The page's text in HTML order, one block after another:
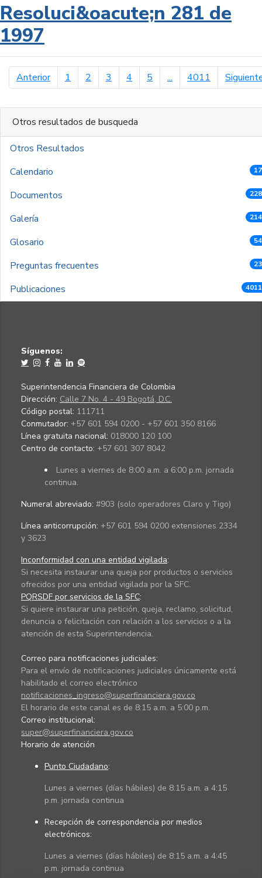
Resoluci&oacute;n 281 de
1997
Anteriorpágina anterior
1 2 3 4 5 ... 4011
Otros resultados de busqueda
Otros Resultados
Calendario
Documentos
Galería
Glosario
Preguntas frecuentes
Publicaciones
Síguenos:
Superintendencia Financiera de Colombia
Dirección: Calle 7 No. 4 - 49 Bogotá, D.C.
Código postal: 111711
Conmutador: +57 601 594 0200 - +57 601 350 8166
Línea gratuita nacional: 018000 120 100
Centro de contacto: +57 601 307 8042
Lunes a viernes de 8:00 a.m. a 6:00 p.m. jornada
continua.
Numeral abreviado: #903 (solo operadores Claro y Tigo)
Línea anticorrupción: +57 601 594 0200 extensiones 2334
y 3623
Inconformidad con una entidad vigilada:
Si necesita instaurar una queja por productos o servicios
ofrecidos por una entidad vigilada por la SFC.
PQRSDF por servicios de la SFC:
Si quiere instaurar una petición, queja, reclamo, solicitud,
denuncia o felicitación con relación a los servicios o a la
atención de esta Superintendencia.
Correo para notificaciones judiciales:
Para el envío de notificaciones judiciales únicamente está
habilitado el correo electrónico
notificaciones_ingreso@superfinanciera.gov.co
El horario de este canal es de 8:15 a.m. a 5:00 p.m.
Correo institucional:
super@superfinanciera.gov.co
Horario de atención
Punto Ciudadano:
Lunes a viernes (días hábiles) de 8:15 a.m. a 4:15
p.m. jornada continua
Recepción de correspondencia por medios
electrónicos:
Lunes a viernes (días hábiles) de 8:15 a.m. a 4:45
p.m. jornada continua